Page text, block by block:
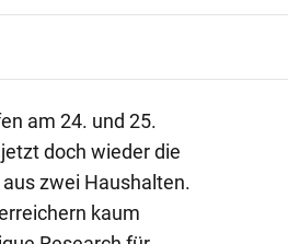
am 24. und 25.
doch wieder die
zwei Haushalten.
kaum